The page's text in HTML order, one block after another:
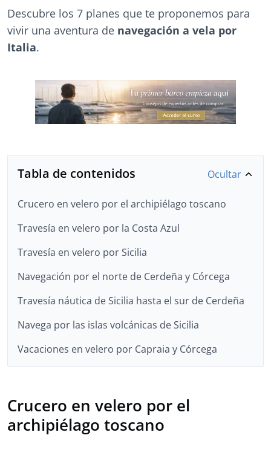
Descubre los 7 planes que te proponemos para
vivir una aventura de navegación a vela por
Italia.
Tabla de contenidos Ocultar
Crucero en velero por el archipiélago toscano
Travesía en velero por la Costa Azul
Travesía en velero por Sicilia
Navegación por el norte de Cerdeña y Córcega
Travesía náutica de Sicilia hasta el sur de Cerdeña
Navega por las islas volcánicas de Sicilia
Vacaciones en velero por Capraia y Córcega
Crucero en velero por el
archipiélago toscano